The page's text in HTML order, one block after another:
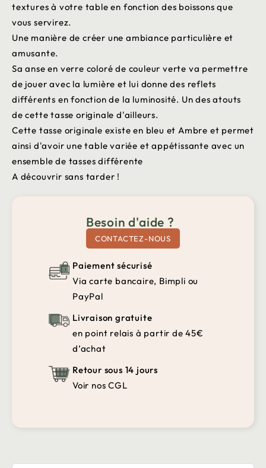
textures à votre table en fonction des boissons que
vous servirez.
Une manière de créer une ambiance particulière et
amusante.
Sa anse en verre coloré de couleur verte va permettre
de jouer avec la lumière et lui donne des reflets
différents en fonction de la luminosité. Un des atouts
de cette tasse originale d'ailleurs.
Cette tasse originale existe en bleu et Ambre et permet
ainsi d'avoir une table variée et appétissante avec un
ensemble de tasses différente
A découvrir sans tarder !
Besoin d'aide ?
CONTACTEZ-NOUS
Paiement sécurisé
Via carte bancaire, Bimpli ou
PayPal
Livraison gratuite
en point relais à partir de 45€
d’achat
Retour sous 14 jours
Voir nos CGL